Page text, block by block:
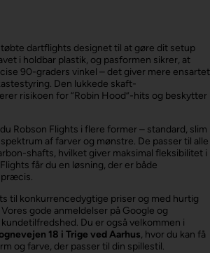
dartflights designet til at gøre dit setup
i holdbar plastik, og pasformen sikrer, at
90-graders vinkel – det giver mere ensartet
Den lukkede skaft-
risikoen for “Robin Hood”-hits og beskytter
Robson Flights i flere former – standard, slim
af farver og mønstre. De passer til alle
shafts, hvilket giver maksimal fleksibilitet i
får du en løsning, der er både
præcis.
til konkurrencedygtige priser og med hurtig
gode anmeldelser på Google og
Du er også velkommen i
18 i Trige ved Aarhus, hvor du kan få
og farve, der passer til din spillestil.